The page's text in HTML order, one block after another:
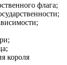
флага;
короля